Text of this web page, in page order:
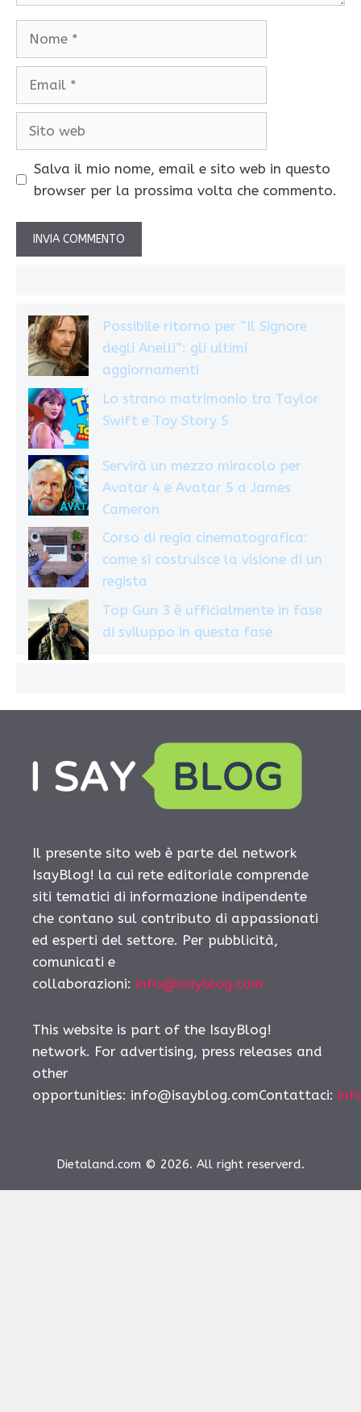
Salva il mio nome, email e sito web in questo
browser per la prossima volta che commento.
Possibile ritorno per “Il Signore
degli Anelli”: gli ultimi
aggiornamenti
Lo strano matrimonio tra Taylor
Swift e Toy Story 5
Servirà un mezzo miracolo per
Avatar 4 e Avatar 5 a James
Cameron
Corso di regia cinematografica:
come si costruisce la visione di un
regista
Top Gun 3 è ufficialmente in fase
di sviluppo in questa fase
Il presente sito web è parte del network
IsayBlog! la cui rete editoriale comprende
siti tematici di informazione indipendente
che contano sul contributo di appassionati
ed esperti del settore. Per pubblicità,
comunicati e
collaborazioni: info@isayblog.com
This website is part of the IsayBlog!
network. For advertising, press releases and
other
opportunities: info@isayblog.comContattaci:
Dietaland.com © 2026. All right reserverd.